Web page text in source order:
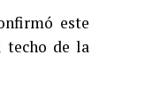
este
techo de la